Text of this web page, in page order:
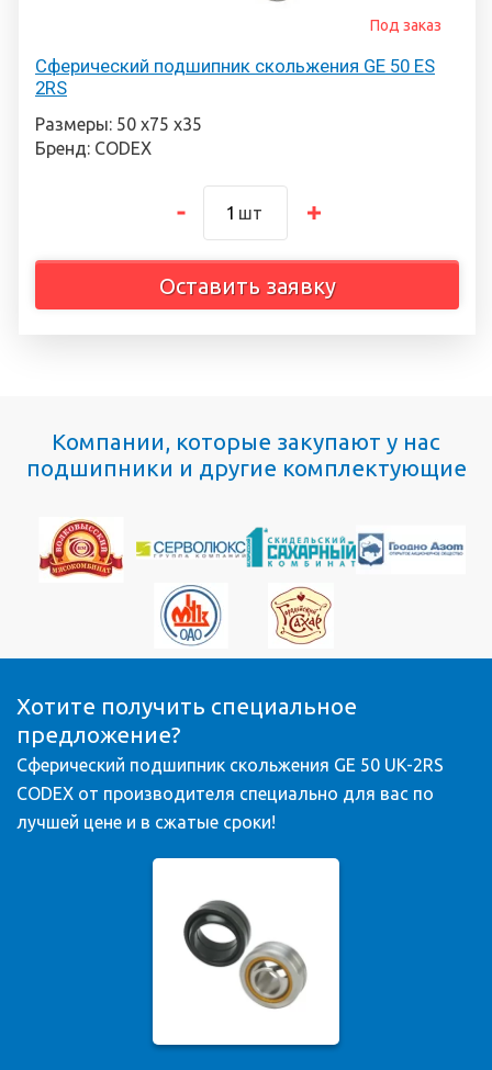
Сферический подшипник скольжения GE 50 ES
2RS
Под заказ
Размеры: 50 х75 х35
Бренд: CODEX
шт
Оставить заявку
Компании, которые закупают у нас
подшипники и другие комплектующие
Хотите получить специальное
предложение?
Сферический подшипник скольжения GE 50 UK-2RS
CODEX от производителя специально для вас по
лучшей цене и в сжатые сроки!